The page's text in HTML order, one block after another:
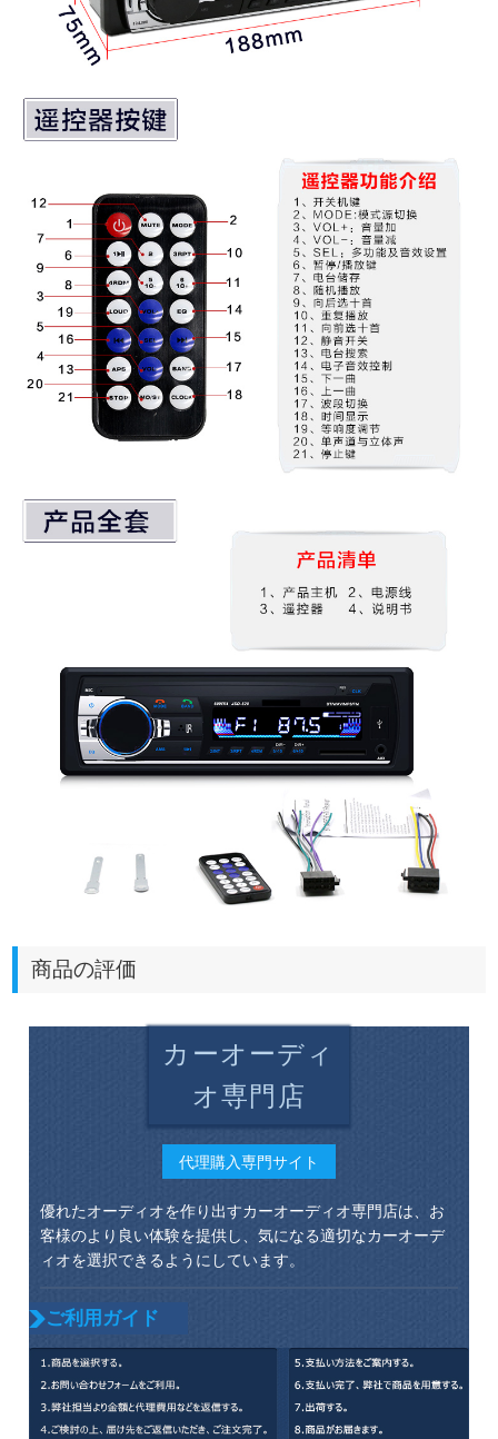
商品の評価
カーオーディ
オ専門店
代理購入専門サイト
優れたオーディオを作り出すカーオーディオ専門店は、お
客様のより良い体験を提供し、気になる適切なカーオーデ
ィオを選択できるようにしています。
ご利用ガイド